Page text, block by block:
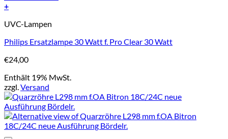
+
UVC-Lampen
Philips Ersatzlampe 30 Watt f. Pro Clear 30 Watt
€24,00
Enthält 19% MwSt.
zzgl.Versand